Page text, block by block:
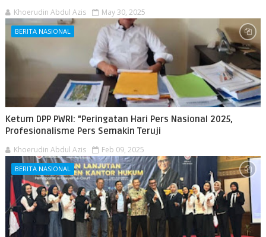
Khoerudin Abdul Azis May 30, 2025
BERITA NASIONAL
Ketum DPP PWRI: "Peringatan Hari Pers Nasional 2025,
Profesionalisme Pers Semakin Teruji
Khoerudin Abdul Azis Feb 09, 2025
BERITA NASIONAL